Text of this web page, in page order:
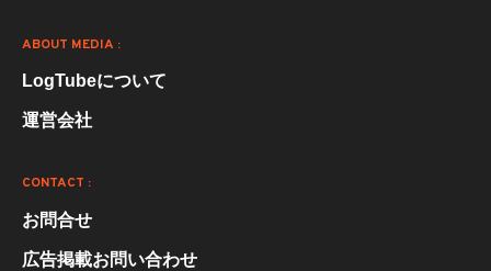
ABOUT MEDIA :
LogTubeについて
運営会社
CONTACT :
お問合せ
広告掲載お問い合わせ